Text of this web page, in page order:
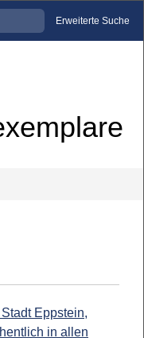
Erweiterte Suche
Eppstein,
in allen